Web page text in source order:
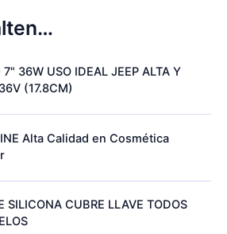
7" 36W USO IDEAL JEEP ALTA Y
(17.8CM)
Alta Calidad en Cosmética
SILICONA CUBRE LLAVE TODOS